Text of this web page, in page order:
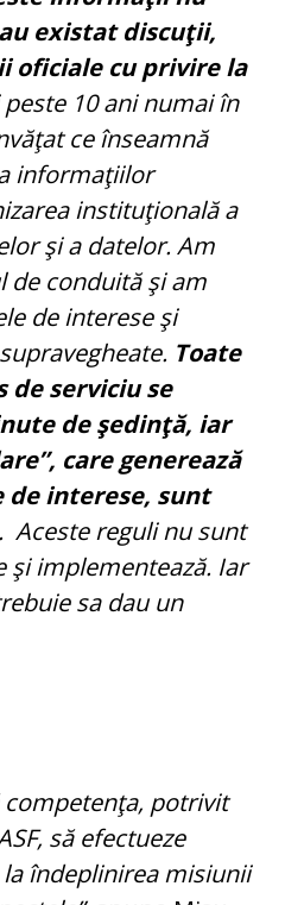
existat discuţii,
oficiale cu privire la
peste 10 ani numai în
ce înseamnă
informaţiilor
instituţională a
şi a datelor. Am
de conduită şi am
de interese şi
Toate
serviciu se
de şedinţă, iar
care generează
interese, sunt
Aceste reguli nu sunt
şi implementează. Iar
sa dau un
potrivit
să efectueze
îndeplinirea misiunii